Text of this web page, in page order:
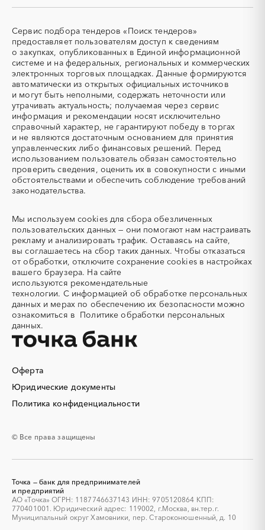
ТЭН
(Теплоэлектронагреватель)
УДС (установки
депарафинизации скважин)
УКПГ
ЯТЭК
Аварийные работы
Авиаперевозка
Авиационные работы
Авиационные работы
вертолетами
Автобус
Автовозы
Автогрейдер
Автозапчасти
Автоматизация
Автомобили
Автомобильные весы
Авторский надзор
Автотранспорт
Автоцистерны пожарные
Адсорбенты
Акварель
Аквариумы
Аккумуляторы
Алкогольная продукция
Алмазное бурение
Алмазная резка
Алюминиевые
конструкции
Алюминиевые профили
Алюминий
Аммоний
Ангар
Антенны
Антискалант
Антрацит
Аппараты воздушного
охлаждения
Аренда погрузчика
Аренда спецтехники с
экипажем
Асфальтирование дорог
Аттракционы
Аутсорсинг
Аутстаффинг
Базы данных
Баннеры
Барит
Магаданская область
Марий Эл
Московская область
Мурманская область
Ненецкий AО
Нижегородская область
Новгородская область
Новосибирская область
Омская область
Оренбургская область
Орловская область
Пензенская область
Пермский край
Приморский край
Псковская область
Ростовская область
Рязанская область
Самарская область
Санкт-Петербург
Саратовская область
Сахалинская область
Свердловская область
Севастополь
Тамбовская область
Татарстан
Тверская область
Томская область
Тульская область
Тыва
Тюменская область
Удмуртская республика
Ульяновская область
Хабаровский край
Хакасия
Ханты-Мансийский
Автономный округ - Югра
Челябинская область
Чувашская республика
Ярославская область
Оферта
Юридические документы
Политика конфиденциальности
© Все права защищены
Сервис подбора тендеров «Поиск тендеров»
предоставляет пользователям доступ к сведениям
о закупках, опубликованных в Единой информационной
системе и на федеральных, региональных и коммерческих
электронных торговых площадках. Данные формируются
автоматически из открытых официальных источников
и могут быть неполными, содержать неточности или
утрачивать актуальность; получаемая через сервис
информация и рекомендации носят исключительно
справочный характер, не гарантируют победу в торгах
и не являются достаточным основанием для принятия
управленческих либо финансовых решений. Перед
использованием пользователь обязан самостоятельно
проверить сведения, оценить их в совокупности с иными
обстоятельствами и обеспечить соблюдение требований
законодательства.
Мы используем cookies для сбора обезличенных
пользовательских данных — они помогают нам настраивать
рекламу и анализировать трафик. Оставаясь на сайте,
вы соглашаетесь на сбор таких данных. Чтобы отказаться
от обработки, отключите сохранение cookies в настройках
вашего браузера. На сайте
используются рекомендательные
технологии. С информацией об обработке персональных
данных и мерах по обеспечению их безопасности можно
ознакомиться в Политике обработки персональных
данных.
Точка — банк для предпринимателей
и предприятий
АО «Точка» ОГРН: 1187746637143 ИНН: 9705120864 КПП:
770401001. Юридический адрес: 119002, г.Москва, вн.тер.г.
Муниципальный округ Хамовники, пер. Староконюшенный, д. 10